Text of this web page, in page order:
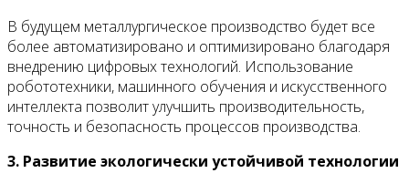
В будущем металлургическое производство будет все
более автоматизировано и оптимизировано благодаря
внедрению цифровых технологий. Использование
робототехники, машинного обучения и искусственного
интеллекта позволит улучшить производительность,
точность и безопасность процессов производства.
3. Развитие экологически устойчивой технологии